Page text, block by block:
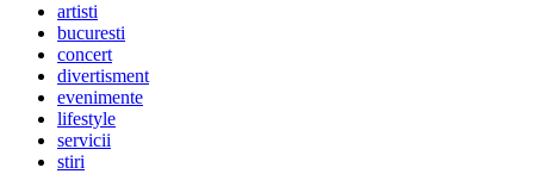
artisti
bucuresti
concert
divertisment
evenimente
lifestyle
servicii
stiri